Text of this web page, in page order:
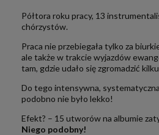
Półtora roku pracy, 13
chórzystów.
Praca nie przebiegała tylko za
ale także w trakcie wyjazdów
tam, gdzie udało się zgromadzić
Do tego intensywna,
podobno nie było lekko!
Efekt? – 15 utworów na albumie
Niego podobny!